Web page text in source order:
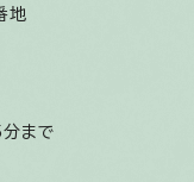
地
まで